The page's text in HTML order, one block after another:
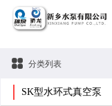
分类列表
SK型水环式真空泵